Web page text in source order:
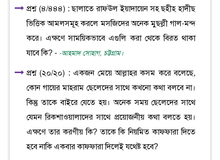
প্রশ্ন (৪/৪৪৪) : ছালাতে রাফঊল ইয়াদায়েন সহ ছহীহ হাদীছ
ভিত্তিক আমলসমূহ করলে মসজিদের অনেক মুছল্লী গাল-মন্দ
করে। এক্ষণে সাময়িকভাবে এগুলি করা থেকে বিরত থাকা
যাবে কি? - -আহমাদ সোহাগ, চট্টগ্রাম।
প্রশ্ন (২০/২০) : একজন মেয়ে আল্লাহর কসম করে বলেছে,
কোন গায়ের মাহরাম ছেলেদের সাথে কখনো কথা বলবে না।
কিন্তু তাকে বাইরে যেতে হয়। অনেক সময় ছেলেদের সাথে
যেমন রিকশাওয়ালাদের সাথে প্রয়োজনীয় কথা বলতে হয়।
এক্ষণে তার করণীয় কি? তাকে কি নিয়মিত কাফফারা দিতে
হবে নাকি একবার কাফফারা দিলেই যথেষ্ট হবে?